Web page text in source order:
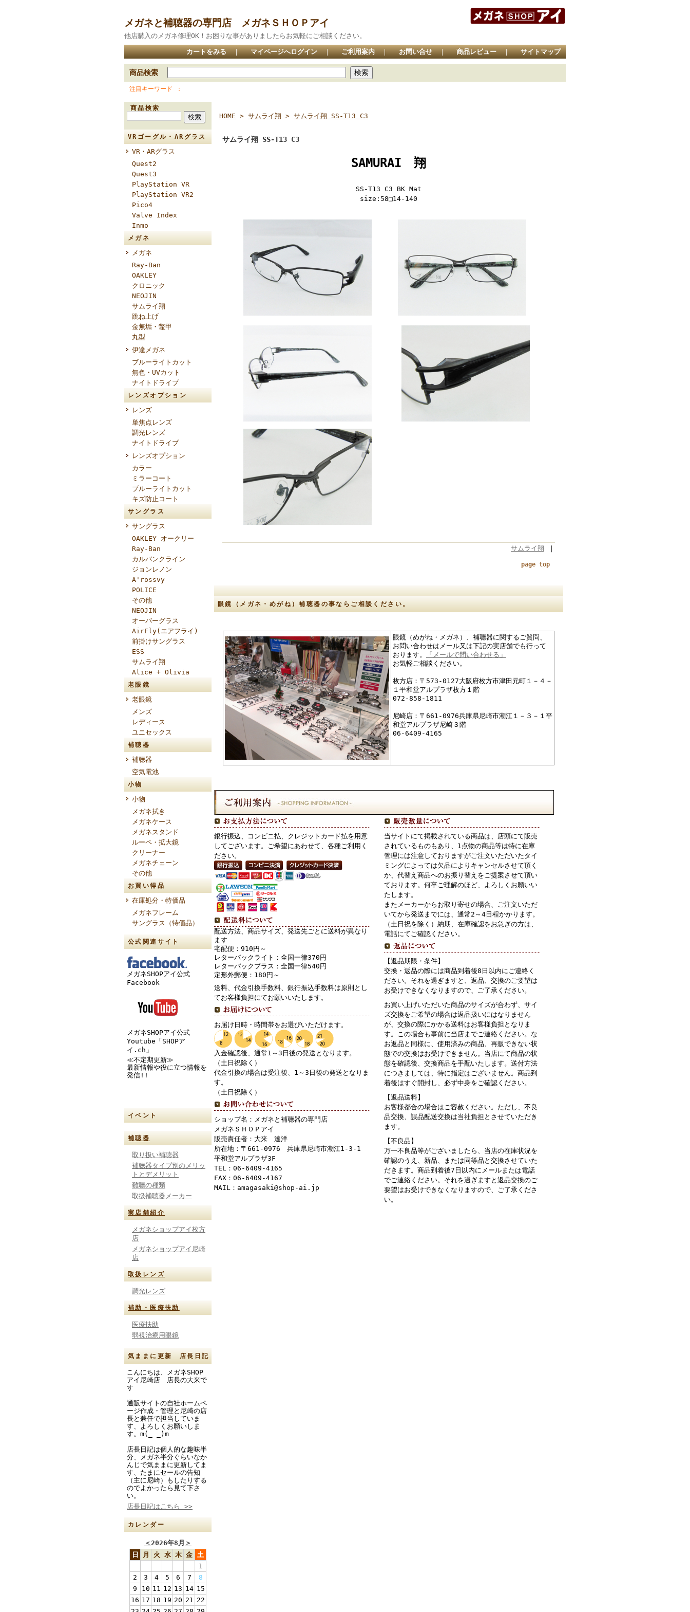
メガネと補聴器の専門店 メガネＳＨＯＰアイ
他店購入のメガネ修理OK！お困りな事がありましたらお気軽にご相談ください。
カートをみる ｜ マイページへログイン ｜ ご利用案内 ｜ お問い合せ ｜ 商品レビュー ｜ サイトマップ
商品検索
注目キーワード
商品検索
VRゴーグル・ARグラス
VR・ARグラス
Quest2
Quest3
PlayStation VR
PlayStation VR2
Pico4
Valve Index
Inmo
メガネ
メガネ
Ray-Ban
OAKLEY
クロニック
NEOJIN
サムライ翔
跳ね上げ
金無垢・鼈甲
丸型
伊達メガネ
ブルーライトカット
無色・UVカット
ナイトドライブ
レンズオプション
レンズ
単焦点レンズ
調光レンズ
ナイトドライブ
レンズオプション
カラー
ミラーコート
ブルーライトカット
キズ防止コート
サングラス
サングラス
OAKLEY オークリー
Ray-Ban
カルバンクライン
ジョンレノン
A'rossvy
POLICE
その他
NEOJIN
オーバーグラス
AirFly(エアフライ)
前掛けサングラス
ESS
サムライ翔
Alice + Olivia
老眼鏡
老眼鏡
メンズ
レディース
ユニセックス
補聴器
補聴器
空気電池
小物
小物
メガネ拭き
メガネケース
メガネスタンド
ルーペ・拡大鏡
クリーナー
メガネチェーン
その他
お買い得品
在庫処分・特価品
メガネフレーム
サングラス（特価品）
公式関連サイト
メガネSHOPアイ公式
Facebook
メガネSHOPアイ公式
Youtube「SHOPア
イ.ch」
≪不定期更新≫
最新情報や役に立つ情報を
発信!!
イベント
補聴器
取り扱い補聴器
補聴器タイプ別のメリッ
トとデメリット
難聴の種類
取扱補聴器メーカー
実店舗紹介
メガネショップアイ枚方
店
メガネショップアイ尼崎
店
取扱レンズ
調光レンズ
補助・医療扶助
医療扶助
弱視治療用眼鏡
気ままに更新 店長日記
こんにちは、メガネSHOP
アイ尼崎店 店長の大来で
す
通販サイトの自社ホームペ
ージ作成・管理と尼崎の店
長と兼任で担当していま
す、よろしくお願いしま
す。m(_ _)m
店長日記は個人的な趣味半
分、メガネ半分ぐらいなか
んじで気ままに更新してま
す、たまにセールの告知
（主に尼崎）もしたりする
のでよかったら見て下さ
い。
店長日記はこちら >>
カレンダー
＜2026年8月 ＞
日
月 火 水 木 金 土
1
2
3 4 5 6 7
8
9
10 11 12 13 14 15
16 17 18 19 20 21 22
HOME > サムライ翔 > サムライ翔 SS-T13 C3
サムライ翔 SS-T13 C3
SAMURAI 翔
SS-T13 C3 BK Mat
size:58□14-140
サムライ翔 ｜
page top
眼鏡（メガネ・めがね）補聴器の事ならご相談ください。
眼鏡（めがね・メガネ）、補聴器に関するご質問、
お問い合わせはメール又は下記の実店舗でも行って
おります。
「メールで問い合わせる」
お気軽ご相談ください。
枚方店：〒573-0127大阪府枚方市津田元町１－４－
１平和堂アルプラザ枚方１階
072-858-1811
尼崎店：〒661-0976兵庫県尼崎市潮江１－３－１平
和堂アルプラザ尼崎３階
06-6409-4165
銀行振込、コンビニ払、クレジットカード払を用意
してございます。ご希望にあわせて、各種ご利用く
ださい。
配送方法、商品サイズ、発送先ごとに送料が異なり
ます
宅配便：910円～
レターパックライト：全国一律370円
レターパックプラス：全国一律540円
定形外郵便：180円～
送料、代金引換手数料、銀行振込手数料は原則とし
てお客様負担にてお願いいたします。
お届け日時・時間帯をお選びいただけます。
入金確認後、通常1～3日後の発送となります。
（土日祝除く）
代金引換の場合は受注後、1～3日後の発送となりま
す。
（土日祝除く）
ショップ名：メガネと補聴器の専門店
メガネＳＨＯＰアイ
販売責任者：大来 達洋
所在地：〒661-0976 兵庫県尼崎市潮江1-3-1
平和堂アルプラザ3F
TEL：06-6409-4165
FAX：06-6409-4167
MAIL：amagasaki@shop-ai.jp
当サイトにて掲載されている商品は、店頭にて販売
されているものもあり、1点物の商品等は特に在庫
管理には注意しておりますがご注文いただいたタイ
ミングによっては欠品によりキャンセルさせて頂く
か、代替え商品へのお振り替えをご提案させて頂い
ております。何卒ご理解のほど、よろしくお願いい
たします。
またメーカーからお取り寄せの場合、ご注文いただ
いてから発送までには、通常2～4日程かかります。
（土日祝を除く）納期、在庫確認をお急ぎの方は、
電話にてご確認ください。
【返品期限・条件】
交換・返品の際には商品到着後8日以内にご連絡く
ださい。それを過ぎますと、返品、交換のご要望は
お受けできなくなりますので、ご了承ください。
お買い上げいただいた商品のサイズが合わず、サイ
ズ交換をご希望の場合は返品扱いにはなりません
が、交換の際にかかる送料はお客様負担となりま
す。この場合も事前に当店までご連絡ください。な
お返品と同様に、使用済みの商品、再販できない状
態での交換はお受けできません。当店にて商品の状
態を確認後、交換商品を手配いたします。送付方法
につきましては、特に指定はございません。商品到
着後はすぐ開封し、必ず中身をご確認ください。
【返品送料】
お客様都合の場合はご容赦ください。ただし、不良
品交換、誤品配送交換は当社負担とさせていただき
ます。
【不良品】
万一不良品等がございましたら、当店の在庫状況を
確認のうえ、新品、または同等品と交換させていた
だきます。商品到着後7日以内にメールまたは電話
でご連絡ください。それを過ぎますと返品交換のご
要望はお受けできなくなりますので、ご了承くださ
い。